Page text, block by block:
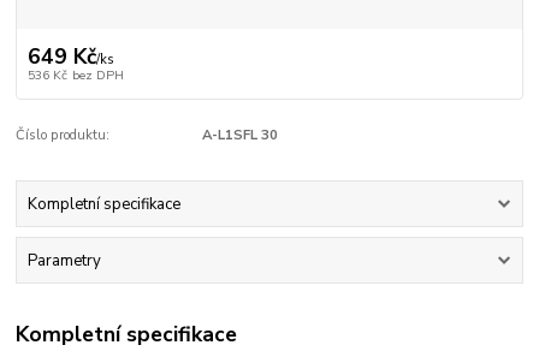
649 Kč/ks
536 Kč bez DPH
Číslo produktu: A-L1SFL 30
Kompletní specifikace
Parametry
Kompletní specifikace